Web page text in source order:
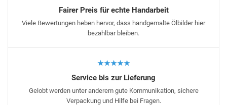
Fairer Preis für echte Handarbeit
Viele Bewertungen heben hervor, dass handgemalte Ölbilder hier
bezahlbar bleiben.
★★★★★
Service bis zur Lieferung
Gelobt werden unter anderem gute Kommunikation, sichere
Verpackung und Hilfe bei Fragen.